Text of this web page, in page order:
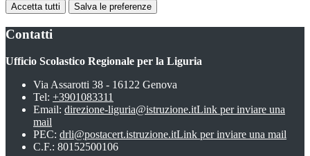
Accetta tutti Salva le preferenze
Contatti
Ufficio Scolastico Regionale per la Liguria
Via Assarotti 38 - 16122 Genova
Tel: +3901083311
Email: direzione-liguria@istruzione.itLink per inviare una
mail
PEC: drli@postacert.istruzione.itLink per inviare una mail
C.F.: 80152500106